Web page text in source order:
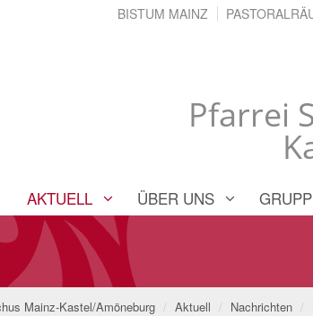
Pfarrei
BISTUM MAINZ
AKTUELL ÜBER UNS
Mainz-Kastel/Amöneburg Aktuell Nachrichten